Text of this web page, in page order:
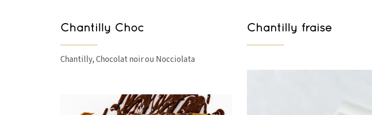
Chantilly Choc
Chantilly, Chocolat noir ou Nocciolata
Chantilly fraise